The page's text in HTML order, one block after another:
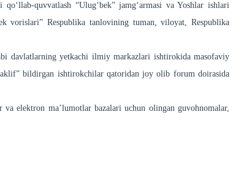
quvvatlash “Ulugʻbek” jamgʻarmasi va Yoshlar ishlari
vorislari” Respublika tanlovining tuman, viloyat, Respublika
davlatlarning yetkachi ilmiy markazlari ishtirokida masofaviy
bildirgan ishtirokchilar qatoridan joy olib forum doirasida
elektron ma’lumotlar bazalari uchun olingan guvohnomalar,